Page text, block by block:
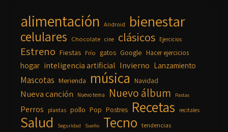
alimentación Android bienestar
celulares Chocolate cine clásicos Ejercicios
Estreno Fiestas Frío gatos Google Hacer ejercicios
hogar inteligencia artificial Invierno Lanzamiento
Mascotas Merienda música Navidad
Nueva canción Nuevo tema Nuevo álbum Pastas
Perros plantas pollo Pop Postres Recetas recitales
Salud Seguridad Sueño Tecno tendencias